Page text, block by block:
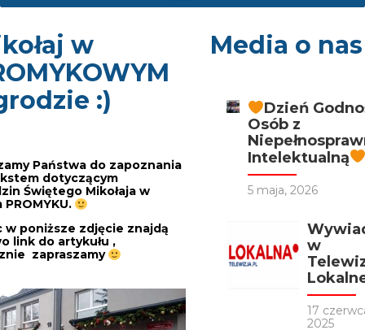
w
:)
Państwa do zapoznania
dotyczącym
Świętego Mikołaja w
w poniższe zdjęcie znajdą
link do artykułu ,
zapraszamy
Media o nas
Dzień
Osób z
Intelektualną
5 maja, 2026
w
17
2025